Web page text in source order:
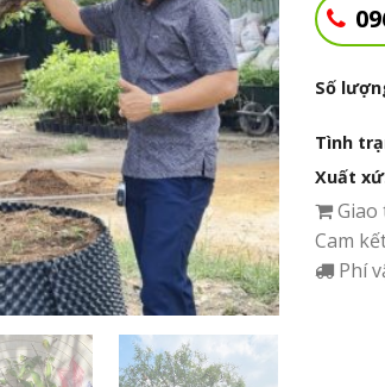
Số
Tình
Xuất
Giao
Cam
Phí